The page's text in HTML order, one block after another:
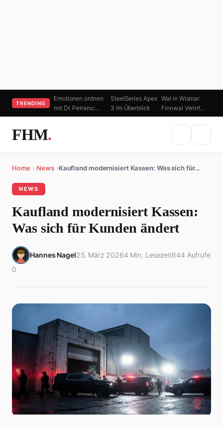
TRENDING
Emotionen ordnen
mit Dr. Peirano:…
SteelSeries Apex
3 im Überblick
Wal in Wismar:
Finnwal Verirrt…
FHM.
Home › News ›Kaufland modernisiert Kassen: Was sich für…
NEWS
Kaufland modernisiert Kassen:
Was sich für Kunden ändert
Hannes Nagel25. März 20264 Min. Lesezeit644 Aufrufe
0